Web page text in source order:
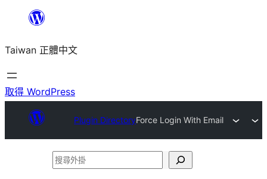
主
要
內
Taiwan 正體中文
取得 WordPress
Plugin DirectoryForce Login With Email
搜